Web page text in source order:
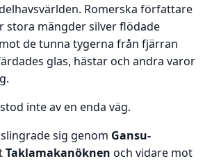
Romerska författare
stora mängder silver flödade
de tunna tygerna från fjärran
glas, hästar och andra varor
inte av en enda väg.
sig genom Gansu-
Taklamakanöknen och vidare mot